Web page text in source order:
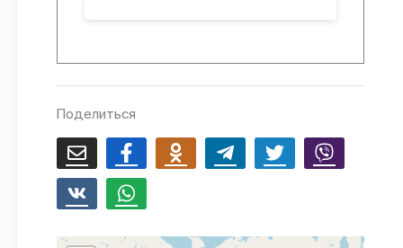
Поделиться